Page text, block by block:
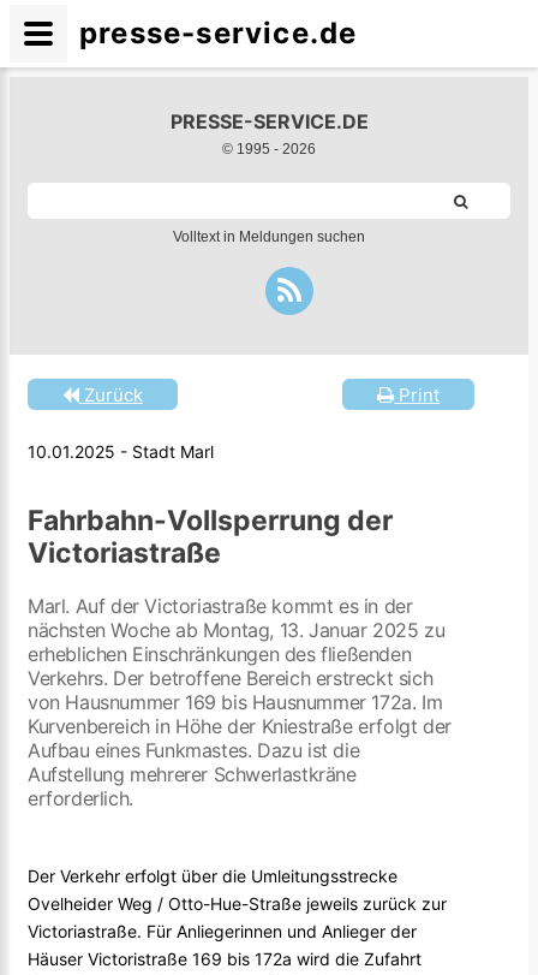
PRESSE-SERVICE.DE
© 1995 - 2026
Volltext in Meldungen suchen
Print
Zurück
10.01.2025 - Stadt Marl
Fahrbahn-Vollsperrung der
Victoriastraße
Marl. Auf der Victoriastraße kommt es in der
nächsten Woche ab Montag, 13. Januar 2025 zu
erheblichen Einschränkungen des fließenden
Verkehrs. Der betroffene Bereich erstreckt sich
von Hausnummer 169 bis Hausnummer 172a. Im
Kurvenbereich in Höhe der Kniestraße erfolgt der
Aufbau eines Funkmastes. Dazu ist die
Aufstellung mehrerer Schwerlastkräne
erforderlich.
Der Verkehr erfolgt über die Umleitungsstrecke
Ovelheider Weg / Otto-Hue-Straße jeweils zurück zur
Victoriastraße. Für Anliegerinnen und Anlieger der
Häuser Victoristraße 169 bis 172a wird die Zufahrt
presse-service.de